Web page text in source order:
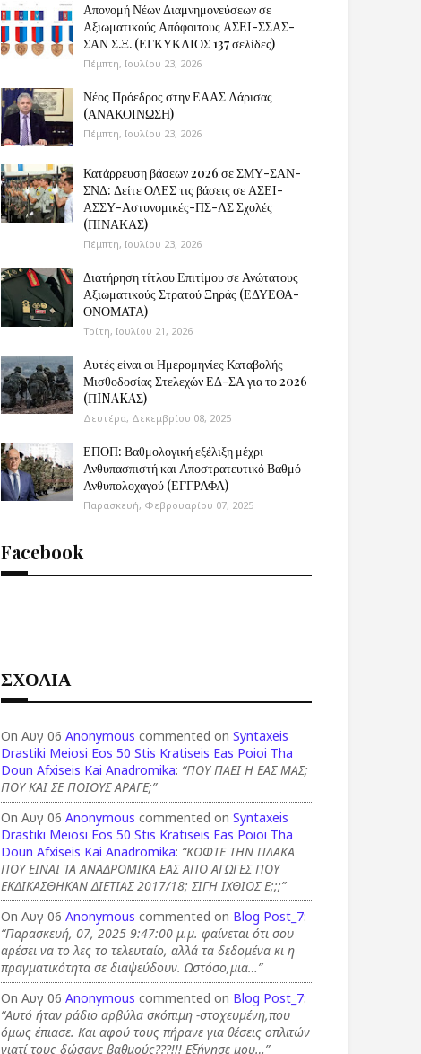
Απονομή Νέων Διαμνημονεύσεων σε
Αξιωματικούς Απόφοιτους ΑΣΕΙ-ΣΣΑΣ-
ΣΑΝ Σ.Ξ. (ΕΓΚΥΚΛΙΟΣ 137 σελίδες)
Πέμπτη, Ιουλίου 23, 2026
Νέος Πρόεδρος στην ΕΑΑΣ Λάρισας
(ΑΝΑΚΟΙΝΩΣΗ)
Πέμπτη, Ιουλίου 23, 2026
Κατάρρευση βάσεων 2026 σε ΣΜΥ-ΣΑΝ-
ΣΝΔ: Δείτε ΟΛΕΣ τις βάσεις σε ΑΣΕΙ-
ΑΣΣΥ-Αστυνομικές-ΠΣ-ΛΣ Σχολές
(ΠΙΝΑΚΑΣ)
Πέμπτη, Ιουλίου 23, 2026
Διατήρηση τίτλου Επιτίμου σε Ανώτατους
Αξιωματικούς Στρατού Ξηράς (ΕΔΥΕΘΑ-
ΟΝΟΜΑΤΑ)
Τρίτη, Ιουλίου 21, 2026
Αυτές είναι οι Ημερομηνίες Καταβολής
Μισθοδοσίας Στελεχών ΕΔ-ΣΑ για το 2026
(ΠINAKAΣ)
Δευτέρα, Δεκεμβρίου 08, 2025
ΕΠΟΠ: Βαθμολογική εξέλιξη μέχρι
Ανθυπασπιστή και Αποστρατευτικό Βαθμό
Ανθυπολοχαγού (ΕΓΓΡΑΦΑ)
Παρασκευή, Φεβρουαρίου 07, 2025
Facebook
ΣΧΟΛΙΑ
On Αυγ 06Anonymous commented onSyntaxeis
Drastiki Meiosi Eos 50 Stis Kratiseis Eas Poioi Tha
Doun Afxiseis Kai Anadromika: “ΠΟΥ ΠΑΕΙ Η ΕΑΣ ΜΑΣ;
ΠΟΥ ΚΑΙ ΣΕ ΠΟΙΟΥΣ ΑΡΑΓΕ;”
On Αυγ 06Anonymous commented onSyntaxeis
Drastiki Meiosi Eos 50 Stis Kratiseis Eas Poioi Tha
Doun Afxiseis Kai Anadromika: “ΚΟΦΤΕ ΤΗΝ ΠΛΑΚΑ
ΠΟΥ ΕΙΝΑΙ ΤΑ ΑΝΑΔΡΟΜΙΚΑ ΕΑΣ ΑΠΟ ΑΓΩΓΕΣ ΠΟΥ
ΕΚΔΙΚΑΣΘΗΚΑΝ ΔΙΕΤΙΑΣ 2017/18; ΣΙΓΗ ΙΧΘΙΟΣ Ε;;;”
On Αυγ 06Anonymous commented on Blog Post_7:
“Παρασκευή, 07, 2025 9:47:00 μ.μ. φαίνεται ότι σου
αρέσει να το λες το τελευταίο, αλλά τα δεδομένα κι η
πραγματικότητα σε διαψεύδουν. Ωστόσο,μια…”
On Αυγ 06Anonymous commented on Blog Post_7:
“Αυτό ήταν ράδιο αρβύλα σκόπιμη -στοχευμένη,που
όμως έπιασε. Και αφού τους πήρανε για θέσεις οπλιτών
γιατί τους δώσανε βαθμούς???!!! Εξήγησε μου…”